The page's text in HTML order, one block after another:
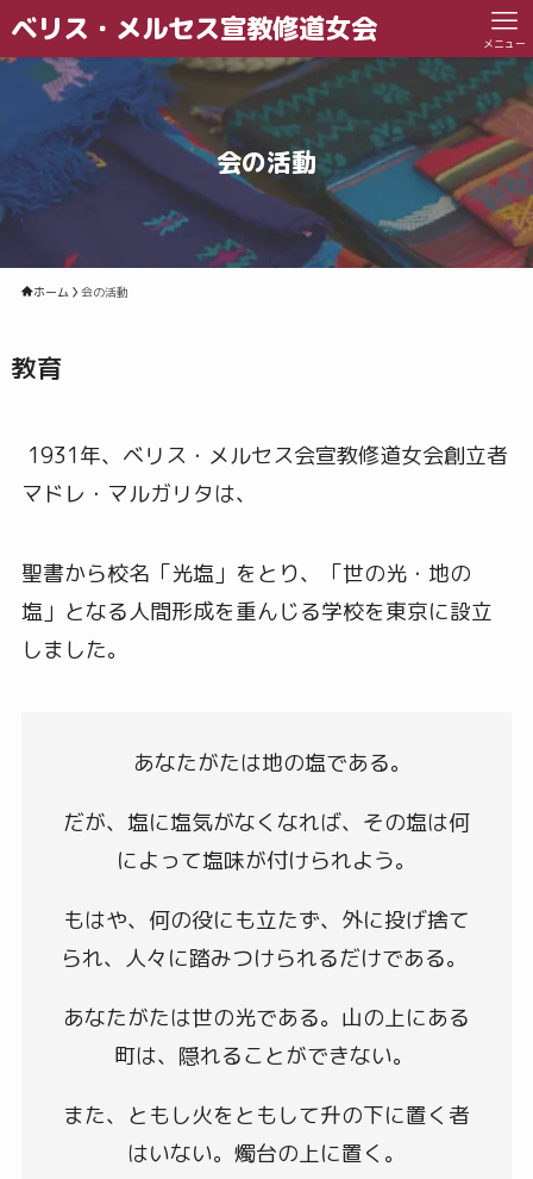
ベリス・メルセス宣教修道女会 メニュー
会の活動
ホーム 会の活動
教育
1931年、ベリス・メルセス会宣教修道女会創立者
マドレ・マルガリタは、
聖書から校名「光塩」をとり、「世の光・地の
塩」となる人間形成を重んじる学校を東京に設立
しました。
あなたがたは地の塩である。
だが、塩に塩気がなくなれば、その塩は何
によって塩味が付けられよう。
もはや、何の役にも立たず、外に投げ捨て
られ、人々に踏みつけられるだけである。
あなたがたは世の光である。山の上にある
町は、隠れることができない。
また、ともし火をともして升の下に置く者
はいない。燭台の上に置く。